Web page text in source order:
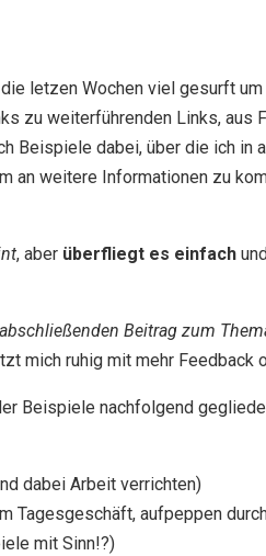
letzen Wochen viel gesurft
zu weiterführenden Links, aus
Beispiele dabei, über die ich
an weitere Informationen zu
, aber überfliegt es einfach
Beitrag zum
mich ruhig mit mehr Feedback
Beispiele nachfolgend
dabei Arbeit verrichten)
Tagesgeschäft, aufpeppen
mit Sinn!?)